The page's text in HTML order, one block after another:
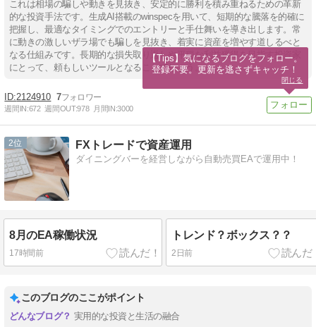
これは相場の騙しや動きを見抜き、安定的に勝利を積み重ねるための革新
的な投資手法です。生成AI搭載のwinspecを用いて、短期的な騰落を的確に
把握し、最適なタイミングでのエントリーと手仕舞いを導き出します。常
に動きの激しいザラ場でも騙しを見抜き、着実に資産を増やす道しるべと
なる仕組みです。長期的な損失取り返しや平穏な利益獲得を目指す投資家
にとって、頼もしいツールとなることでしょう。
2124910 7
週間IN:672 週間OUT:978 月間IN:3000
2 FXトレードで資産運用
ダイニングバーを経営しながら自動売買EAで運用中！
8月のEA稼働状況
17時間前
トレンド？ボックス？？
2日前
このブログのここがポイント
実用的な投資と生活の融合
【Tips】気になるブログをフォロー。
登録不要。更新を逃さずキャッチ！
閉じる